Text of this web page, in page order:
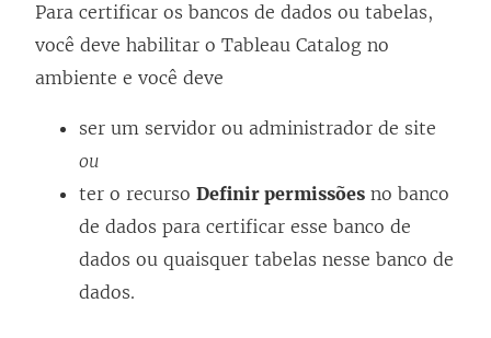
Para certificar os bancos de dados ou tabelas,
você deve habilitar o Tableau Catalog no
ambiente e você deve
ser um servidor ou administrador de site
ou
ter o recurso Definir permissões no banco
de dados para certificar esse banco de
dados ou quaisquer tabelas nesse banco de
dados.